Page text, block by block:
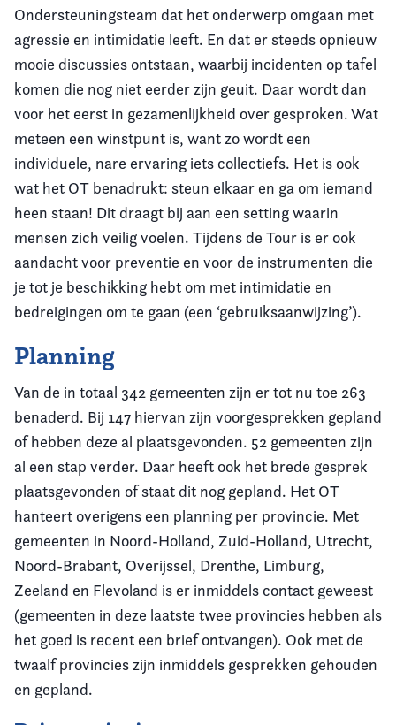
Ondersteuningsteam dat het onderwerp omgaan met
agressie en intimidatie leeft. En dat er steeds opnieuw
mooie discussies ontstaan, waarbij incidenten op tafel
komen die nog niet eerder zijn geuit. Daar wordt dan
voor het eerst in gezamenlijkheid over gesproken. Wat
meteen een winstpunt is, want zo wordt een
individuele, nare ervaring iets collectiefs. Het is ook
wat het OT benadrukt: steun elkaar en ga om iemand
heen staan! Dit draagt bij aan een setting waarin
mensen zich veilig voelen. Tijdens de Tour is er ook
aandacht voor preventie en voor de instrumenten die
je tot je beschikking hebt om met intimidatie en
bedreigingen om te gaan (een ‘gebruiksaanwijzing’).
Planning
Van de in totaal 342 gemeenten zijn er tot nu toe 263
benaderd. Bij 147 hiervan zijn voorgesprekken gepland
of hebben deze al plaatsgevonden. 52 gemeenten zijn
al een stap verder. Daar heeft ook het brede gesprek
plaatsgevonden of staat dit nog gepland. Het OT
hanteert overigens een planning per provincie. Met
gemeenten in Noord-Holland, Zuid-Holland, Utrecht,
Noord-Brabant, Overijssel, Drenthe, Limburg,
Zeeland en Flevoland is er inmiddels contact geweest
(gemeenten in deze laatste twee provincies hebben als
het goed is recent een brief ontvangen). Ook met de
twaalf provincies zijn inmiddels gesprekken gehouden
en gepland.